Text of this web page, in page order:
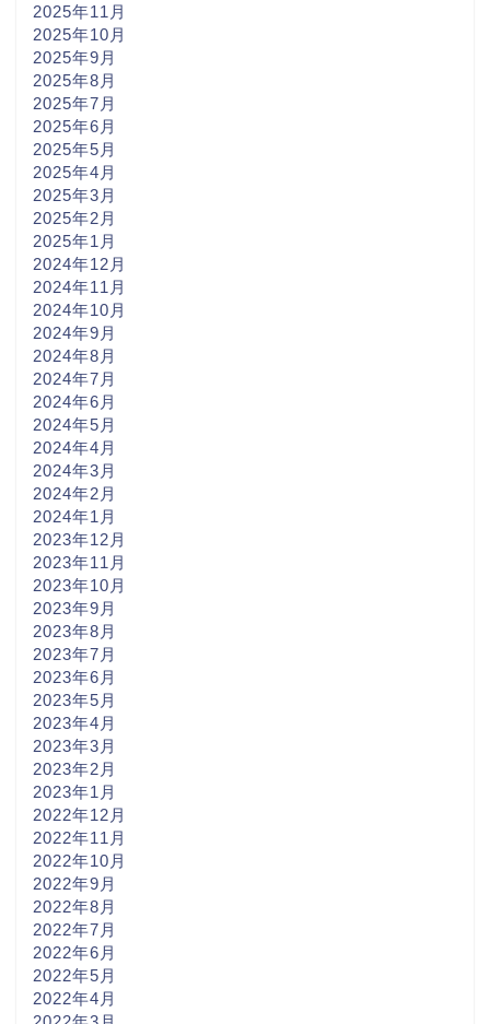
2025年11月
2025年10月
2025年9月
2025年8月
2025年7月
2025年6月
2025年5月
2025年4月
2025年3月
2025年2月
2025年1月
2024年12月
2024年11月
2024年10月
2024年9月
2024年8月
2024年7月
2024年6月
2024年5月
2024年4月
2024年3月
2024年2月
2024年1月
2023年12月
2023年11月
2023年10月
2023年9月
2023年8月
2023年7月
2023年6月
2023年5月
2023年4月
2023年3月
2023年2月
2023年1月
2022年12月
2022年11月
2022年10月
2022年9月
2022年8月
2022年7月
2022年6月
2022年5月
2022年4月